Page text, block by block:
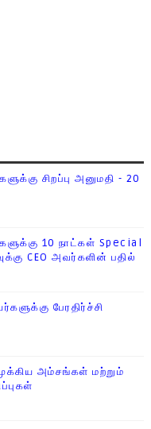
சிறப்பு அனுமதி - 20
10 நாட்கள் Special
CEO அவர்களின் பதில்
பேரதிர்ச்சி
அம்சங்கள் மற்றும்